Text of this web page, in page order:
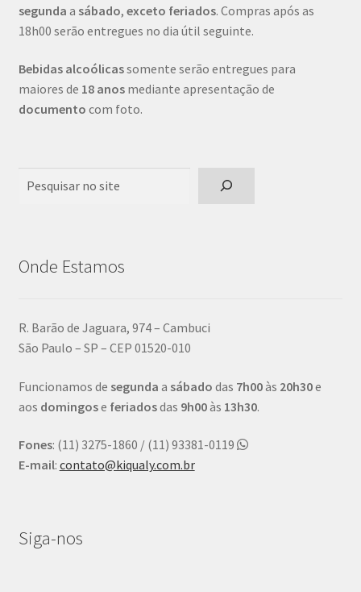
segunda a sábado, exceto feriados. Compras após as
18h00 serão entregues no dia útil seguinte.
Bebidas alcoólicassomente serão entregues para
maiores de 18 anosmediante apresentação de
documento com foto.
Onde Estamos
R. Barão de Jaguara, 974 – Cambuci
São Paulo – SP – CEP 01520-010
Funcionamos de segunda a sábado das 7h00às 20h30e
aos domingose feriadosdas 9h00às 13h30.
Fones: (11) 3275-1860 / (11) 93381-0119
E-mail: contato@kiqualy.com.br
Siga-nos